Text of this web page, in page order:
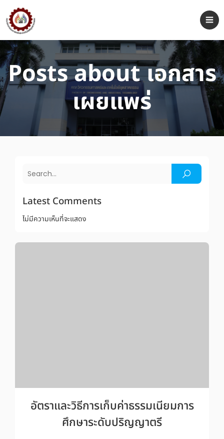
Posts about เอกสาร
เผยแพร่
Latest Comments
ไม่มีความเห็นที่จะแสดง
อัตราและวิธีการเก็บค่าธรรมเนียมการ
ศึกษาระดับปริญญาตรี